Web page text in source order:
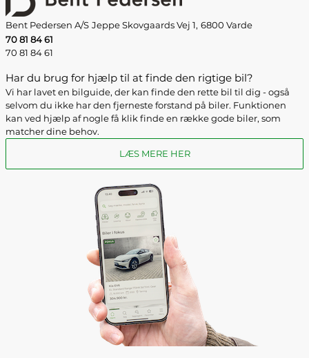
Bent Pedersen A/S Jeppe Skovgaards Vej 1, 6800 Varde
70 81 84 61
70 81 84 61
Har du brug for hjælp til at finde den rigtige bil?
Vi har lavet en bilguide, der kan finde den rette bil til dig - også
selvom du ikke har den fjerneste forstand på biler. Funktionen
kan ved hjælp af nogle få klik finde en række gode biler, som
matcher dine behov.
LÆS MERE HER